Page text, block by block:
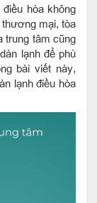
hòa không
mại, tòa
trung tâm cũng
lạnh để phù
bài viết này,
lạnh điều hòa